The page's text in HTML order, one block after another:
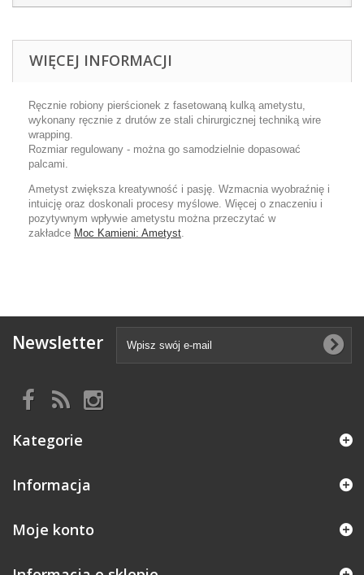
WIĘCEJ INFORMACJI
Ręcznie robiony pierścionek z fasetowaną kulką ametystu,
wykonany ręcznie z drutów ze stali chirurgicznej techniką wire
wrapping.
Rozmiar regulowany - można go samodzielnie dopasować
palcami.
Ametyst zwiększa kreatywność i pasję. Wzmacnia wyobraźnię i
intuicję oraz doskonali procesy myślowe. Więcej o znaczeniu i
pozytywnym wpływie ametystu można przeczytać w
zakładce Moc Kamieni: Ametyst.
Newsletter
Kategorie
Informacja
Moje konto